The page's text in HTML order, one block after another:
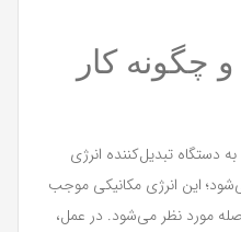
چگونه کار
تبدیل‌کننده انرژی
این انرژی مکانیکی موجب
مورد نظر می‌شود. در عمل،